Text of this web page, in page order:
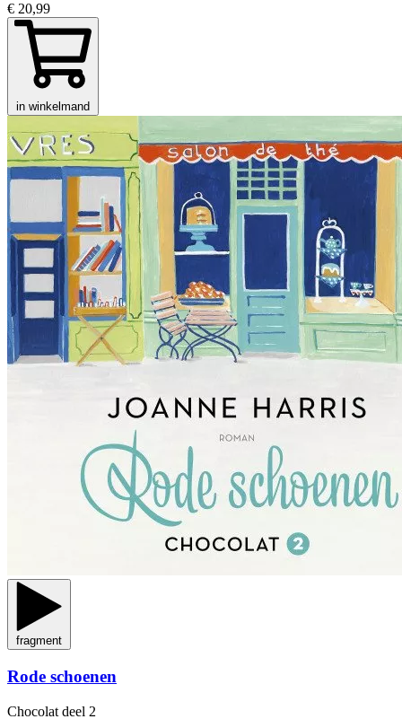
€ 20,99
in winkelmand
fragment
Rode schoenen
Chocolat deel 2